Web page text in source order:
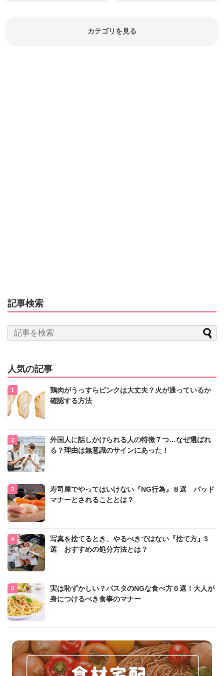
カテゴリを見る
記事検索
人気の記事
鶏肉がうっすらピンクは大丈夫？火が通っているか
確認する方法
外国人に話しかけられる人の特徴７つ…なぜ選ばれ
る？理由は無意識のサインにあった！
寿司屋でやってはいけない『NG行為』８選 バッド
マナーとされることとは？
写真を捨てるとき、やるべきではない『捨て方』3
選 おすすめの処分方法とは？
実は恥ずかしい？パスタのNGな食べ方６選！大人が
身につけるべき食事のマナー